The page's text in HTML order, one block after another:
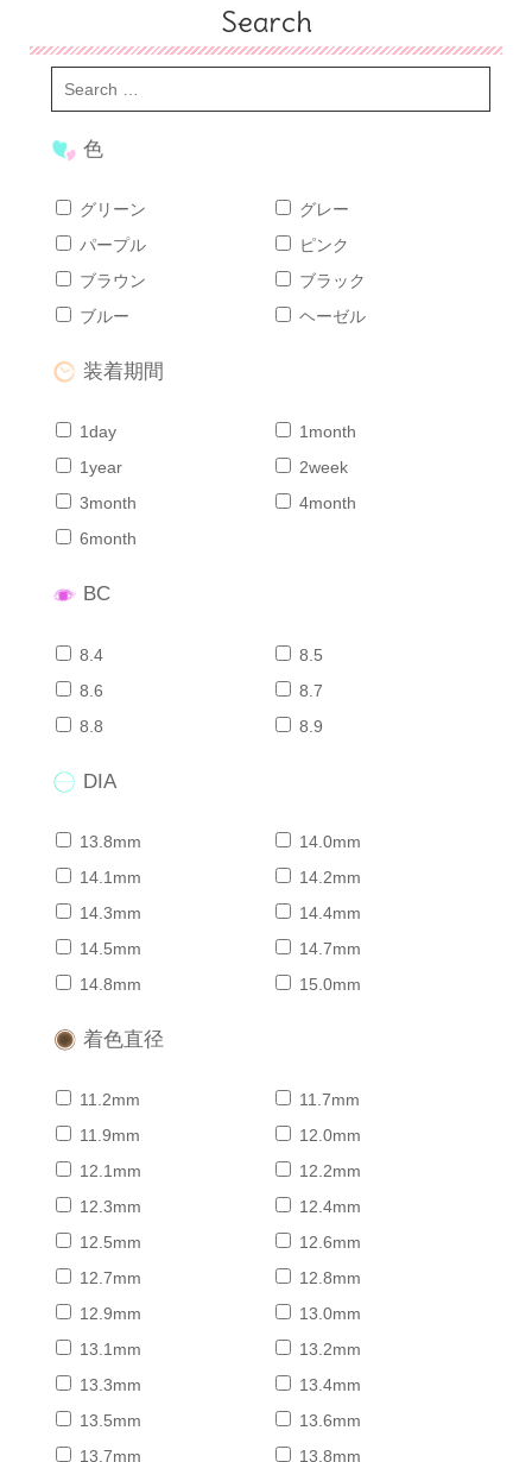
Search
色
グリーン
グレー
パープル
ピンク
ブラウン
ブラック
ブルー
ヘーゼル
装着期間
1day
1month
1year
2week
3month
4month
6month
BC
8.4
8.5
8.6
8.7
8.8
8.9
DIA
13.8mm
14.0mm
14.1mm
14.2mm
14.3mm
14.4mm
14.5mm
14.7mm
14.8mm
15.0mm
着色直径
11.2mm
11.7mm
11.9mm
12.0mm
12.1mm
12.2mm
12.3mm
12.4mm
12.5mm
12.6mm
12.7mm
12.8mm
12.9mm
13.0mm
13.1mm
13.2mm
13.3mm
13.4mm
13.5mm
13.6mm
13.7mm
13.8mm